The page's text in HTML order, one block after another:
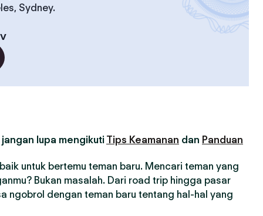
Sydney.
lupa mengikuti Tips Keamanan dan Panduan
untuk bertemu teman baru. Mencari teman yang
Bukan masalah. Dari road trip hingga pasar
ngobrol dengan teman baru tentang hal-hal yang